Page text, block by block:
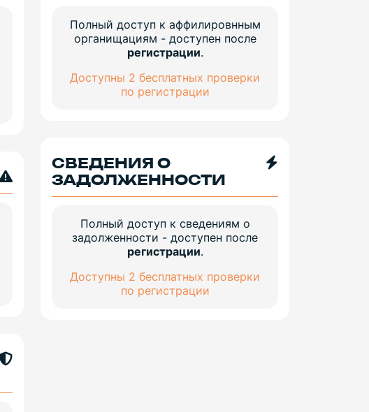
Полный доступ к аффилировнным
органищациям - доступен после
регистрации.
Доступны 2 бесплатных проверки
по регистрации
СВЕДЕНИЯ О
ЗАДОЛЖЕННОСТИ
Полный доступ к сведениям о
задолженности - доступен после
регистрации.
Доступны 2 бесплатных проверки
по регистрации